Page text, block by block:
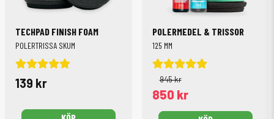
TECHPAD FINISH FOAM
POLERTRISSA SKUM
139 kr
POLERMEDEL & TRISSOR
125 MM
945 kr
850 kr